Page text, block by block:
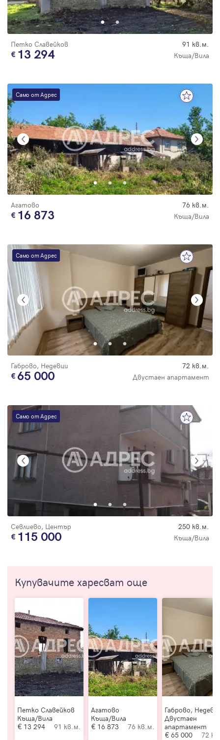
Петко Славейков 91 кв.м.
13 294 Къща/Вила
Само от Адрес
Агатово 76 кв.м.
16 873 Къща/Вила
Само от Адрес
Габрово, Недевци 72 кв.м.
65 000 Двустаен апартамент
Само от Адрес
Севлиево, Център 250 кв.м.
115 000 Къща/Вила
Купувачите харесват още
Петко Славейков
Къща/Вила
13 294
91 кв.м.
Агатово
Къща/Вила
16 873
76 кв.м.
Габрово,
Двустаен
апартамент
65 000
72
Парола
Регистрация